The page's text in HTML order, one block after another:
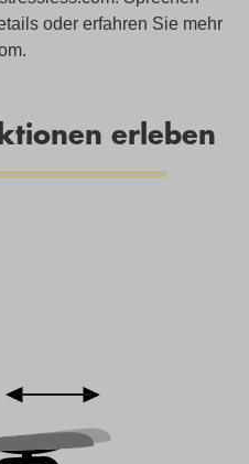
oder erfahren Sie mehr
erleben